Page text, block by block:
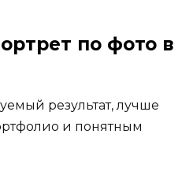
по фото в
результат, лучше
и понятным